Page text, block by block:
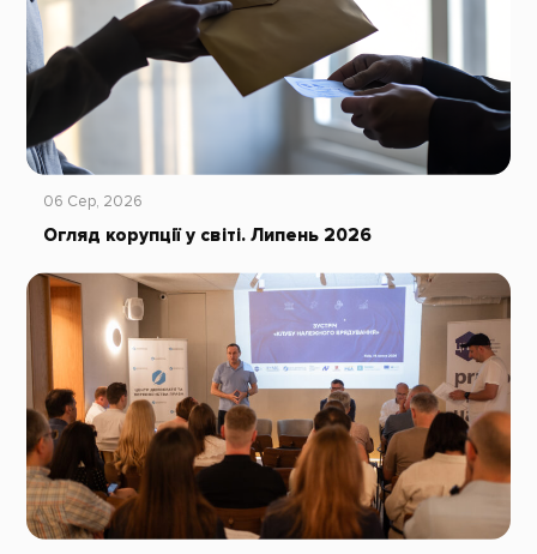
06 Сер, 2026
Огляд корупції у світі. Липень 2026